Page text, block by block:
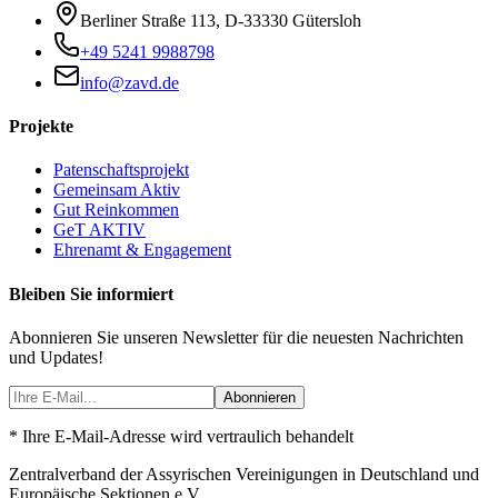
Berliner Straße 113, D-33330 Gütersloh
+49 5241 9988798
info@zavd.de
Projekte
Patenschaftsprojekt
Gemeinsam Aktiv
Gut Reinkommen
GeT AKTIV
Ehrenamt & Engagement
Bleiben Sie informiert
Abonnieren Sie unseren Newsletter für die neuesten Nachrichten
und Updates!
Abonnieren
* Ihre E-Mail-Adresse wird vertraulich behandelt
Zentralverband der Assyrischen Vereinigungen in Deutschland und
Europäische Sektionen e.V.